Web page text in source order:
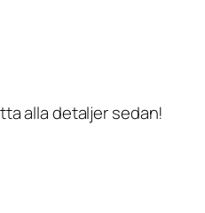
alla detaljer sedan!